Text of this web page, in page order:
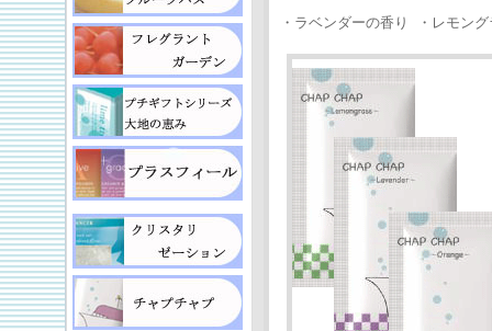
・ラベンダーの香り ・レモン